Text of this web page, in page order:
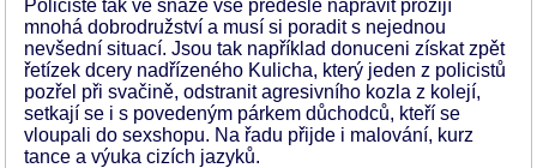
Policisté tak ve snaze vše předešlé napravit prožijí
mnohá dobrodružství a musí si poradit s nejednou
nevšední situací. Jsou tak například donuceni získat zpět
řetízek dcery nadřízeného Kulicha, který jeden z policistů
pozřel při svačině, odstranit agresivního kozla z kolejí,
setkají se i s povedeným párkem důchodců, kteří se
vloupali do sexshopu. Na řadu přijde i malování, kurz
tance a výuka cizích jazyků.